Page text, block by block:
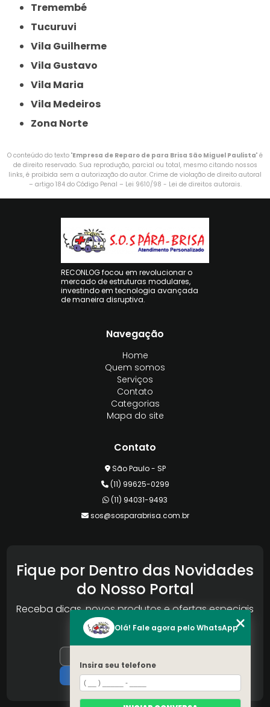
Tremembé
Tucuruvi
Vila Guilherme
Vila Gustavo
Vila Maria
Vila Medeiros
Zona Norte
O conteúdo do texto "Empresa de Reparo de para Brisa São Miguel Paulista" é
de direito reservado. Sua reprodução, parcial ou total, mesmo citando nossos
links, é proibida sem a autorização do autor. Crime de violação de direito autoral
– artigo 184 do Código Penal – Lei 9610/98 - Lei de direitos autorais.
RECONLOG focou em revolucionar o
mercado de estruturas modulares,
investindo em tecnologia avançada
de maneira disruptiva.
Navegação
Home
Quem somos
Serviços
Contato
Categorias
Mapa do site
Contato
São Paulo - SP
(11) 99625-0299
(11) 94031-9493
sos@sosparabrisa.com.br
Fique por Dentro das Novidades
do Nosso Portal
Receba dicas, novos produtos e ofertas especiais
da Reconlog
Olá! Fale agora pelo WhatsApp
Insira seu telefone